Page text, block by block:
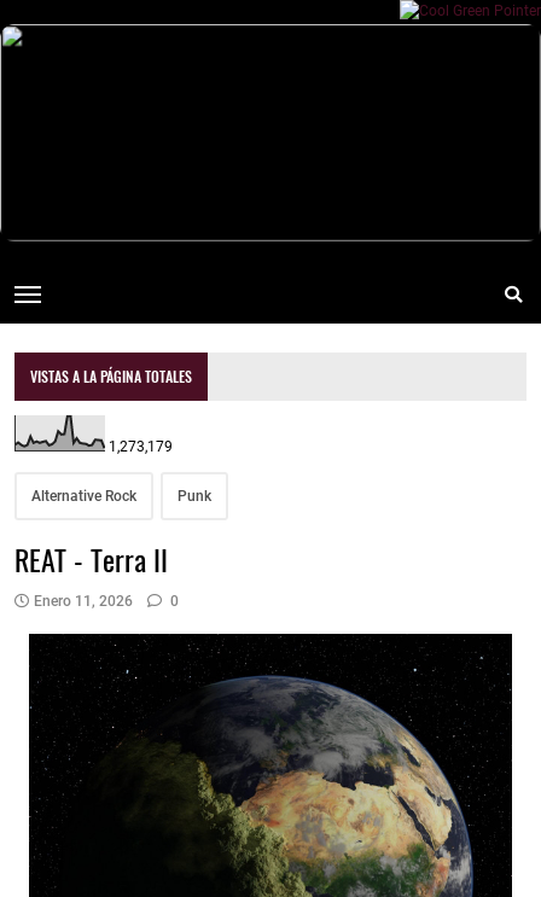
VISTAS A LA PÁGINA TOTALES
1,273,179
Alternative Rock Punk
REAT - Terra II
Enero 11, 2026 0